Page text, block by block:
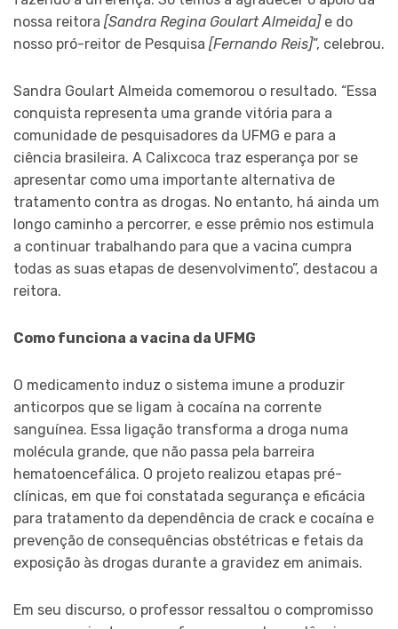
nossa reitora [Sandra Regina Goulart Almeida]e do
nosso pró-reitor de Pesquisa [Fernando Reis]”, celebrou.
Sandra Goulart Almeida comemorou o resultado. “Essa
conquista representa uma grande vitória para a
comunidade de pesquisadores da UFMG e para a
ciência brasileira. A Calixcoca traz esperança por se
apresentar como uma importante alternativa de
tratamento contra as drogas. No entanto, há ainda um
longo caminho a percorrer, e esse prêmio nos estimula
a continuar trabalhando para que a vacina cumpra
todas as suas etapas de desenvolvimento”, destacou a
reitora.
Como funciona a vacina da UFMG
O medicamento induz o sistema imune a produzir
anticorpos que se ligam à cocaína na corrente
sanguínea. Essa ligação transforma a droga numa
molécula grande, que não passa pela barreira
hematoencefálica. O projeto realizou etapas pré-
clínicas, em que foi constatada segurança e eficácia
para tratamento da dependência de crack e cocaína e
prevenção de consequências obstétricas e fetais da
exposição às drogas durante a gravidez em animais.
Em seu discurso, o professor ressaltou o compromisso